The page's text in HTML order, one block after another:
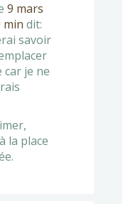
9 mars
min dit:
savoir
je ne
la place